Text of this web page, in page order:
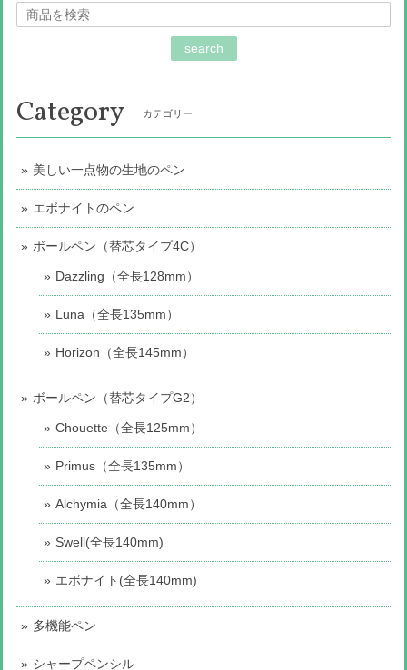
search
Category カテゴリー
美しい一点物の生地のペン
エボナイトのペン
ボールペン（替芯タイプ4C）
Dazzling（全長128mm）
Luna（全長135mm）
Horizon（全長145mm）
ボールペン（替芯タイプG2）
Chouette（全長125mm）
Primus（全長135mm）
Alchymia（全長140mm）
Swell(全長140mm)
エボナイト(全長140mm)
多機能ペン
シャープペンシル